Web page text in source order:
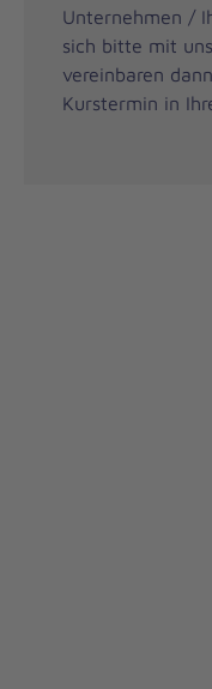
Unternehmen /
sich bitte mit
vereinbaren
Kurstermin in